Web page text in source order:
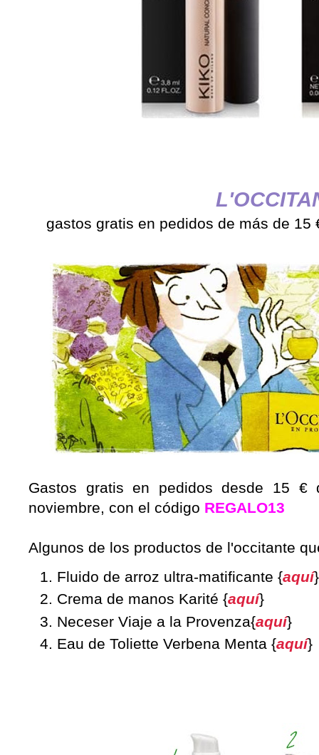
gastos gratis en pedidos de más de 15
Gastos gratis en pedidos desde 15
noviembre, con el código REGALO13
Algunos de los productos de l'occitante
Fluido de arroz ultra-matificante {aquí}
Crema de manos Karité {aquí}
Neceser Viaje a la Provenza{aquí}
Eau de Toliette Verbena Menta {aquí}